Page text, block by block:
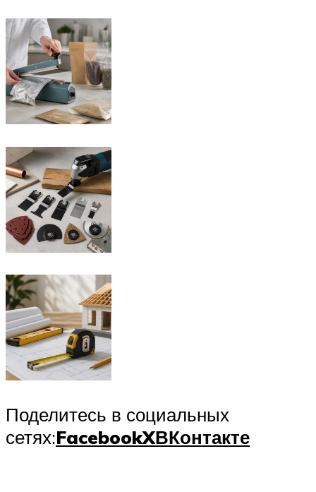
Поделитесь в социальных
сетях:FacebookXВКонтакте